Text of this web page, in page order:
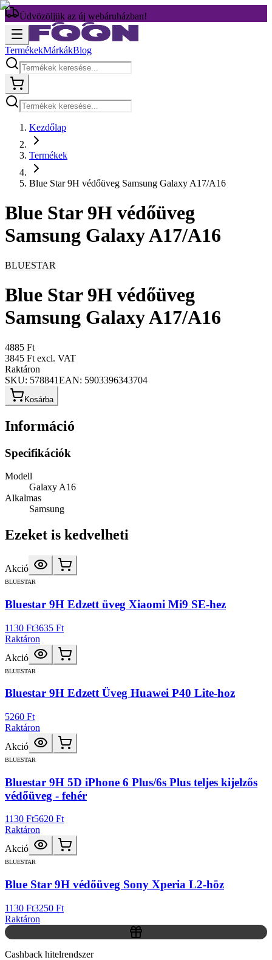
Üdvözöljük az új webáruházban!
TermékekMárkákBlog
Kezdőlap
Termékek
Blue Star 9H védőüveg Samsung Galaxy A17/A16
Blue Star 9H védőüveg
Samsung Galaxy A17/A16
BLUESTAR
Blue Star 9H védőüveg
Samsung Galaxy A17/A16
4885 Ft
3845 Ft excl. VAT
Raktáron
SKU: 578841EAN: 5903396343704
Kosárba
Információ
Specifikációk
Modell
Galaxy A16
Alkalmas
Samsung
Ezeket is kedvelheti
Akció
BLUESTAR
Bluestar 9H Edzett üveg Xiaomi Mi9 SE-hez
1130 Ft3635 Ft
Raktáron
Akció
BLUESTAR
Bluestar 9H Edzett Üveg Huawei P40 Lite-hoz
5260 Ft
Raktáron
Akció
BLUESTAR
Bluestar 9H 5D iPhone 6 Plus/6s Plus teljes kijelzős
védőüveg - fehér
1130 Ft5620 Ft
Raktáron
Akció
BLUESTAR
Blue Star 9H védőüveg Sony Xperia L2-höz
1130 Ft3250 Ft
Raktáron
Cashback hitelrendszer